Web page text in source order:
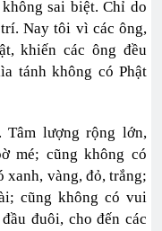
sai biệt. Chỉ do
Nay tôi vì các ông,
khiến các ông đều
tánh không có Phật
Tâm lượng rộng lớn,
mé; cũng không có
xanh, vàng, đỏ, trắng;
cũng không có vui
đuôi, cho đến các